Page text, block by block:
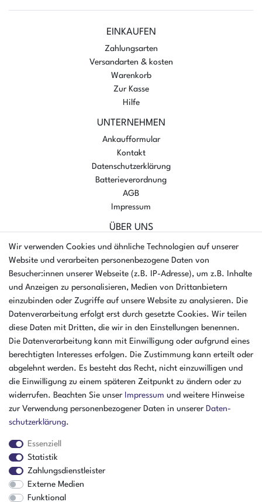
EINKAUFEN
Zahlungsarten
Versandarten & kosten
Warenkorb
Zur Kasse
Hilfe
UNTERNEHMEN
Ankaufformular
Kontakt
Datenschutzerklärung
Batterieverordnung
AGB
Impressum
ÜBER UNS
AMIKON GMBH
Einsteinstr. 8a
46325 Borken
Deutschland
Öffnungszeiten Montag - Donnerstag
07:30 - 16:00 Uhr
Öffnungszeiten Freitag
07:30 - 15:00 Uhr
Wir verwenden Cookies und ähnliche Technologien auf unserer
Website und verarbeiten personenbezogene Daten von
Besucher:innen unserer Webseite (z.B. IP-Adresse), um z.B. Inhalte
und Anzeigen zu personalisieren, Medien von Drittanbietern
einzubinden oder Zugriffe auf unsere Website zu analysieren. Die
Datenverarbeitung erfolgt erst durch gesetzte Cookies. Wir teilen
diese Daten mit Dritten, die wir in den Einstellungen benennen.
Die Datenverarbeitung kann mit Einwilligung oder aufgrund eines
berechtigten Interesses erfolgen. Die Zustimmung kann erteilt oder
abgelehnt werden. Es besteht das Recht, nicht einzuwilligen und
die Einwilligung zu einem späteren Zeitpunkt zu ändern oder zu
widerrufen. Beachten Sie unser Impressum und weitere Hinweise
zur Verwendung personenbezogener Daten in unserer Daten­
schutz­erklärung.
Essenziell
Statistik
Zahlungsdienstleister
Externe Medien
Funktional